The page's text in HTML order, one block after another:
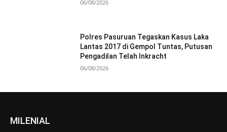
06/08/2026
Polres Pasuruan Tegaskan Kasus Laka
Lantas 2017 di Gempol Tuntas, Putusan
Pengadilan Telah Inkracht
06/08/2026
MILENIAL